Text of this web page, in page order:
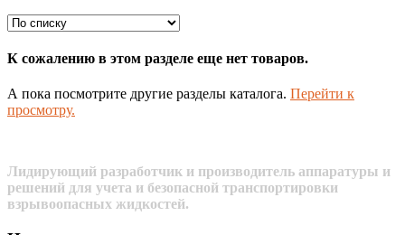
К сожалению в этом разделе еще нет товаров.
А пока посмотрите другие разделы каталога. Перейти к
просмотру.
Лидирующий разработчик и производитель аппаратуры и
решений для учета и безопасной транспортировки
взрывоопасных жидкостей.